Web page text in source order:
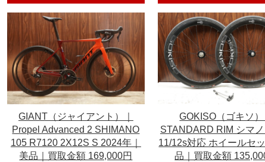
GIANT（ジャイアント）｜
Propel Advanced 2 SHIMANO
105 R7120 2X12S S 2024年｜
美品｜買取金額 169,000円
GOKISO（ゴキソ）
STANDARD RIM シマ
11/12s対応 ホイールセ
品｜買取金額